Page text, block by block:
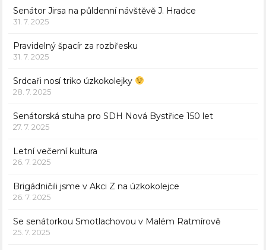
Senátor Jirsa na půldenní návštěvě J. Hradce
31. 7. 2025
Pravidelný špacír za rozbřesku
31. 7. 2025
Srdcaři nosí triko úzkokolejky
28. 7. 2025
Senátorská stuha pro SDH Nová Bystřice 150 let
27. 7. 2025
Letní večerní kultura
26. 7. 2025
Brigádničili jsme v Akci Z na úzkokolejce
26. 7. 2025
Se senátorkou Smotlachovou v Malém Ratmírově
25. 7. 2025